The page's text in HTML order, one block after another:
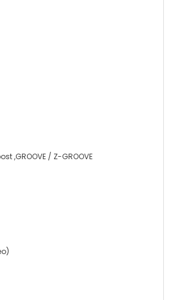
,GROOVE / Z-GROOVE